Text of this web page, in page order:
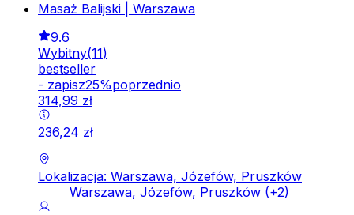
Masaż Balijski | Warszawa
9.6
Wybitny(11)
bestseller
- zapisz25%poprzednio
314,99 zł
236,24 zł
Lokalizacja: Warszawa, Józefów, Pruszków
Warszawa, Józefów, Pruszków (+2)